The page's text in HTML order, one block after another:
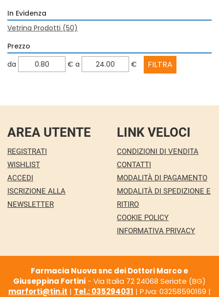
In Evidenza
Vetrina Prodotti (50)
Prezzo
filtra
da € filtra
a €
AREA UTENTE
REGISTRATI
WISHLIST
ACCEDI
ISCRIZIONE ALLA
NEWSLETTER
LINK VELOCI
CONDIZIONI DI VENDITA
CONTATTI
MODALITÀ DI PAGAMENTO
MODALITÀ DI SPEDIZIONE E
RITIRO
COOKIE POLICY
INFORMATIVA PRIVACY
Farmacia Nuova snc dei Dottori Marco e
Giuseppina Fortini - Via Italia 72 24068 Seriate (BG)
marforti@tin.it | Tel.: 035294031 | P.Iva: 03258590169 |